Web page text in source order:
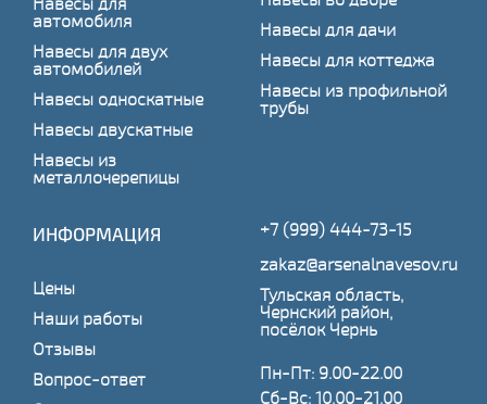
автомобиля
Навесы для двух
автомобилей
Навесы односкатные
Навесы двускатные
Навесы из
металлочерепицы
Навесы для дачи
Навесы для коттеджа
Навесы из профильной
трубы
ИНФОРМАЦИЯ
Цены
Наши работы
Отзывы
Вопрос-ответ
+7 (999) 444-73-15
zakaz@arsenalnavesov.ru
Тульская область,
Чернский район,
посёлок Чернь
Пн-Пт: 9.00-22.00
Сб-Вс: 10.00-21.00